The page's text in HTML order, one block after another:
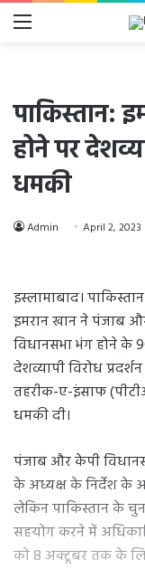
Menu
पाकिस्तान:
होने पर
धमकी
Admin April 2, 2023
इस्लामाबाद।
इमरान खान ने पंजाब
विधानसभा भंग होने के
देशव्यापी विरोध
तहरीक-ए-इंसाफ
धमकी दी।
पंजाब और केपी
के अध्यक्ष के निर्देश के
लेकिन पाकिस्तान के
सहयोग करने में
को 8 अक्टूबर तक के